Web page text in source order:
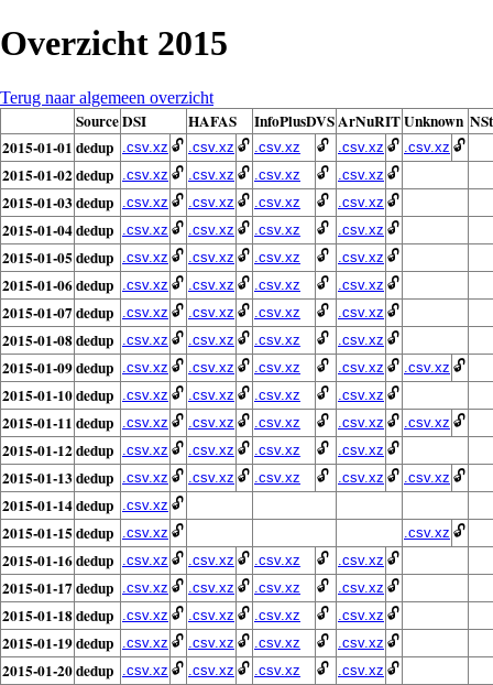
Overzicht 2015
Terug naar algemeen overzicht
SourceDSI HAFAS InfoPlusDVSArNuRITUnknown
2015-01-01 dedup .csv.xz 🔓 .csv.xz 🔓 .csv.xz 🔓 .csv.xz 🔓 .csv.xz 🔓
2015-01-02dedup .csv.xz 🔓 .csv.xz 🔓 .csv.xz 🔓 .csv.xz 🔓
2015-01-03dedup .csv.xz 🔓 .csv.xz 🔓 .csv.xz 🔓 .csv.xz 🔓
2015-01-04dedup .csv.xz 🔓 .csv.xz 🔓 .csv.xz 🔓 .csv.xz 🔓
2015-01-05 dedup .csv.xz 🔓 .csv.xz 🔓 .csv.xz 🔓 .csv.xz 🔓
2015-01-06dedup .csv.xz 🔓 .csv.xz 🔓 .csv.xz 🔓 .csv.xz 🔓
2015-01-07dedup .csv.xz 🔓 .csv.xz 🔓 .csv.xz 🔓 .csv.xz 🔓
2015-01-08dedup .csv.xz 🔓 .csv.xz 🔓 .csv.xz 🔓 .csv.xz 🔓
2015-01-09dedup .csv.xz 🔓 .csv.xz 🔓 .csv.xz 🔓 .csv.xz 🔓 .csv.xz 🔓
2015-01-10dedup .csv.xz 🔓 .csv.xz 🔓 .csv.xz 🔓 .csv.xz 🔓
2015-01-11 dedup .csv.xz 🔓 .csv.xz 🔓 .csv.xz 🔓 .csv.xz 🔓 .csv.xz 🔓
2015-01-12dedup .csv.xz 🔓 .csv.xz 🔓 .csv.xz 🔓 .csv.xz 🔓
2015-01-13dedup .csv.xz 🔓 .csv.xz 🔓 .csv.xz 🔓 .csv.xz 🔓 .csv.xz 🔓
2015-01-14dedup .csv.xz 🔓
2015-01-15 dedup .csv.xz 🔓 .csv.xz 🔓
2015-01-16dedup .csv.xz 🔓 .csv.xz 🔓 .csv.xz 🔓 .csv.xz 🔓
2015-01-17dedup .csv.xz 🔓 .csv.xz 🔓 .csv.xz 🔓 .csv.xz 🔓
2015-01-18dedup .csv.xz 🔓 .csv.xz 🔓 .csv.xz 🔓 .csv.xz 🔓
2015-01-19dedup .csv.xz 🔓 .csv.xz 🔓 .csv.xz 🔓 .csv.xz 🔓
2015-01-20dedup .csv.xz 🔓 .csv.xz 🔓 .csv.xz 🔓 .csv.xz 🔓